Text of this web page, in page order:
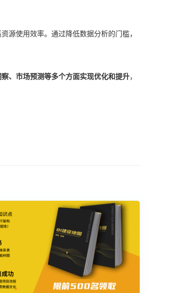
源使用效率。通过降低数据分析的门槛，
、市场预测等多个方面实现优化和提升，